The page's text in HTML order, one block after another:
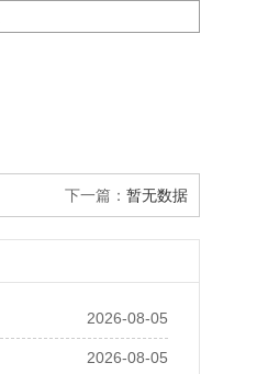
下一篇： 暂无数据
2026-08-05
2026-08-05